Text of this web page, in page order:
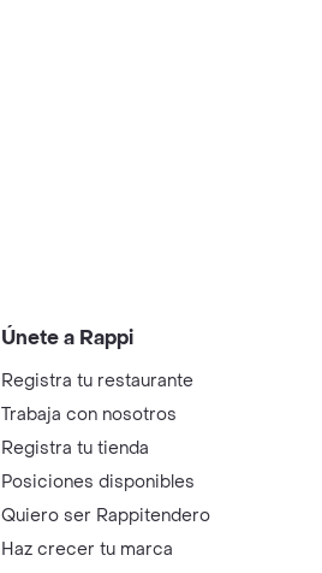
Únete a Rappi
Registra tu restaurante
Trabaja con nosotros
Registra tu tienda
Posiciones disponibles
Quiero ser Rappitendero
Haz crecer tu marca